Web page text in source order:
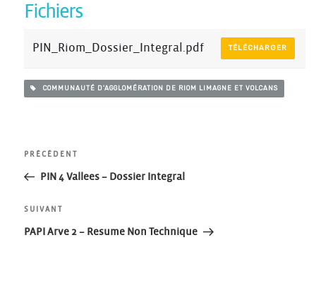
Fichiers
PIN_Riom_Dossier_Integral.pdf TÉLÉCHARGER
COMMUNAUTÉ D'AGGLOMÉRATION DE RIOM LIMAGNE ET VOLCANS
Navigation
l’article
Article
précédent
PRÉCÉDENT
PIN 4 Vallees – Dossier Integral
Article
suivant
SUIVANT
PAPI Arve 2 – Resume Non Technique